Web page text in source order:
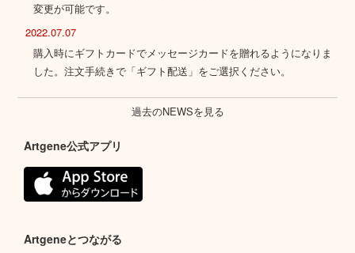
変更が可能です。
2022.07.07
購入時にギフトカードでメッセージカードを贈れるようになりま
した。注文手続きで「ギフト配送」をご選択ください。
過去のNEWSを見る
Artgene公式アプリ
Artgeneとつながる